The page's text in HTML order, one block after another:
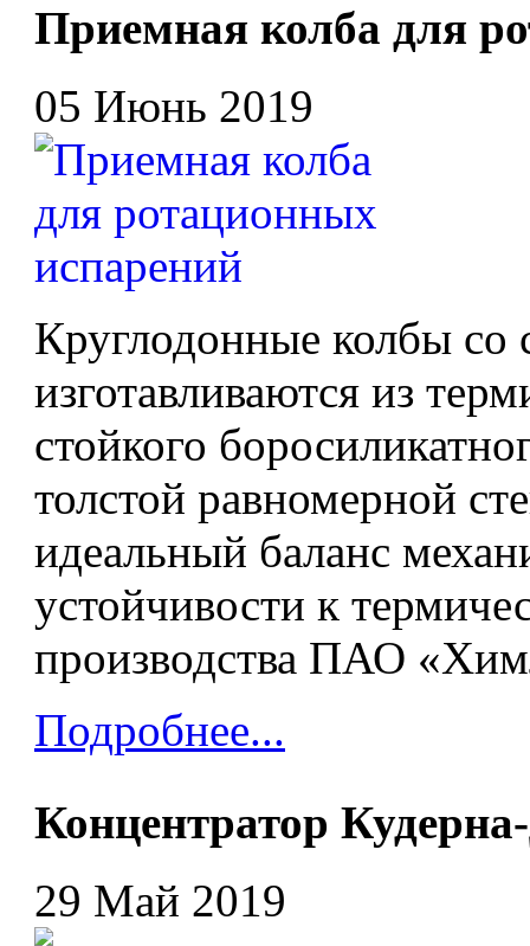
Приемная колба для
05 Июнь 2019
Круглодонные колбы
изготавливаются из
стойкого
толстой равномерной
идеальный баланс
устойчивости к
производства ПАО
Подробнее...
Концентратор
29 Май 2019